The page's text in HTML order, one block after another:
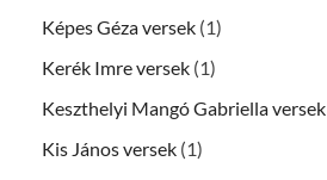
Képes Géza versek (1)
Kerék Imre versek (1)
Keszthelyi Mangó Gabriella versek
Kis János versek (1)